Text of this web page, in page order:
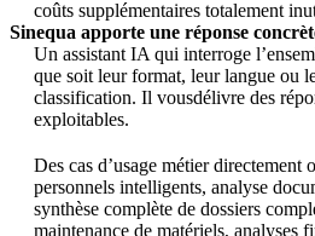
coûts supplémentaires totalement
Sinequa apporte une réponse
Un assistant IA qui interroge
que soit leur format, leur langue ou
classification. Il vousdélivre des
exploitables.
Des cas d’usage métier directement
personnels intelligents, analyse
synthèse complète de dossiers
maintenance de matériels, analyses